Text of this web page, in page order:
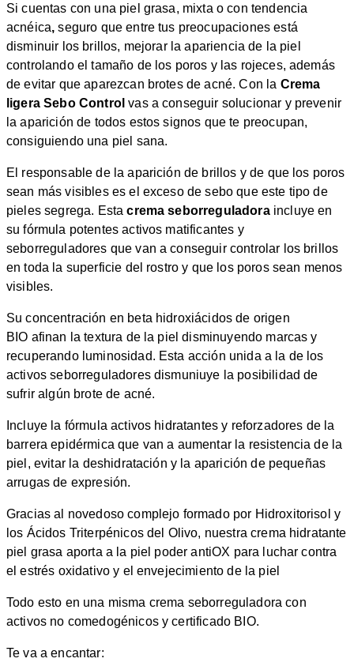
PARA
PIELES
GRASAS,
MIXTAS
Y
CON
IMPERFECCIONES
50ML
cantidad
Si cuentas con una piel grasa, mixta o con tendencia
acnéica, seguro que entre tus preocupaciones está
disminuir los brillos, mejorar la apariencia de la piel
controlando el tamaño de los poros y las rojeces, además
de evitar que aparezcan brotes de acné. Con la Crema
ligera Sebo Controlvas a conseguir solucionar y prevenir
la aparición de todos estos signos que te preocupan,
consiguiendo una piel sana.
El responsable de la aparición de brillos y de que los poros
sean más visibles es el exceso de sebo que este tipo de
pieles segrega. Estacrema seborreguladoraincluye en
su fórmula potentes activos matificantes y
seborreguladores que van a conseguir controlar los brillos
en toda la superficie del rostro y que los poros sean menos
visibles.
Su concentración en beta hidroxiácidos de origen
BIO afinan la textura de la piel disminuyendo marcas y
recuperando luminosidad. Esta acción unida a la de los
activos seborreguladores dismuniuye la posibilidad de
sufrir algún brote de acné.
Incluye la fórmula activos hidratantes y reforzadores de la
barrera epidérmica que van a aumentar la resistencia de la
piel, evitar la deshidratación y la aparición de pequeñas
arrugas de expresión.
Gracias al novedoso complejo formado por Hidroxitorisol y
los Ácidos Triterpénicos del Olivo, nuestra crema hidratante
piel grasa aporta a la piel poder antiOX para luchar contra
el estrés oxidativo y el envejecimiento de la piel
Todo esto en una misma crema seborreguladora con
activos no comedogénicos y certificado BIO.
Te va a encantar: